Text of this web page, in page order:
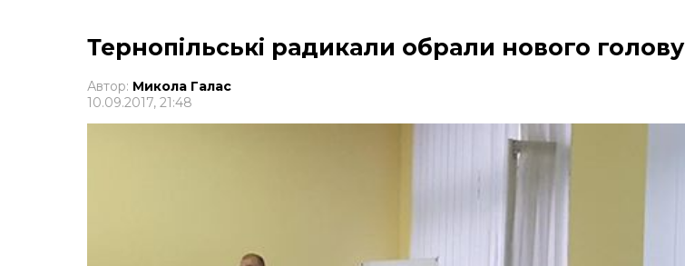
Тернопільські радикали обрали нового голову
Автор: Микола Галас
10.09.2017, 21:48